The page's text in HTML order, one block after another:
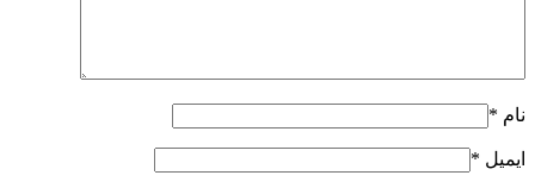
نام *
ایمیل *